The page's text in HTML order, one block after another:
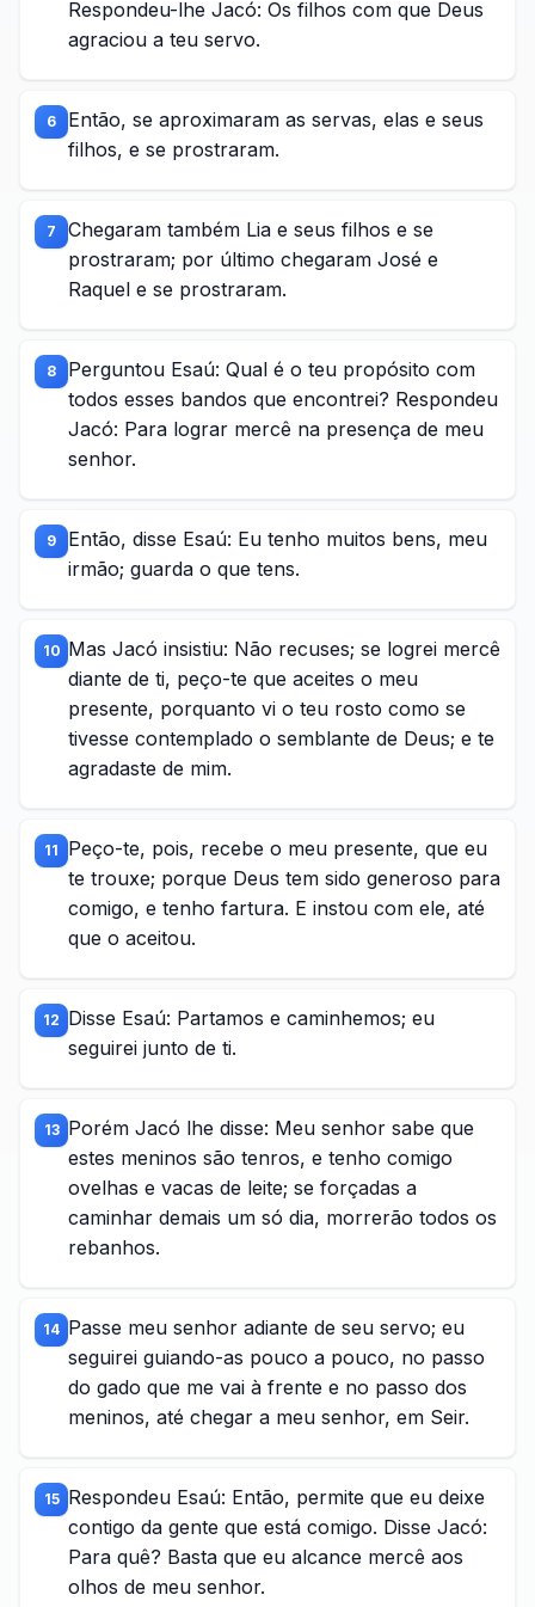
Respondeu-lhe Jacó: Os filhos com que Deus
agraciou a teu servo.
6
Então, se aproximaram as servas, elas e seus
filhos, e se prostraram.
7
Chegaram também Lia e seus filhos e se
prostraram; por último chegaram José e
Raquel e se prostraram.
8
Perguntou Esaú: Qual é o teu propósito com
todos esses bandos que encontrei? Respondeu
Jacó: Para lograr mercê na presença de meu
senhor.
9
Então, disse Esaú: Eu tenho muitos bens, meu
irmão; guarda o que tens.
10 Mas Jacó insistiu: Não recuses; se logrei mercê
diante de ti, peço-te que aceites o meu
presente, porquanto vi o teu rosto como se
tivesse contemplado o semblante de Deus; e te
agradaste de mim.
11
Peço-te, pois, recebe o meu presente, que eu
te trouxe; porque Deus tem sido generoso para
comigo, e tenho fartura. E instou com ele, até
que o aceitou.
12 Disse Esaú: Partamos e caminhemos; eu
seguirei junto de ti.
13 Porém Jacó lhe disse: Meu senhor sabe que
estes meninos são tenros, e tenho comigo
ovelhas e vacas de leite; se forçadas a
caminhar demais um só dia, morrerão todos os
rebanhos.
14 Passe meu senhor adiante de seu servo; eu
seguirei guiando-as pouco a pouco, no passo
do gado que me vai à frente e no passo dos
meninos, até chegar a meu senhor, em Seir.
15 Respondeu Esaú: Então, permite que eu deixe
contigo da gente que está comigo. Disse Jacó:
Para quê? Basta que eu alcance mercê aos
olhos de meu senhor.